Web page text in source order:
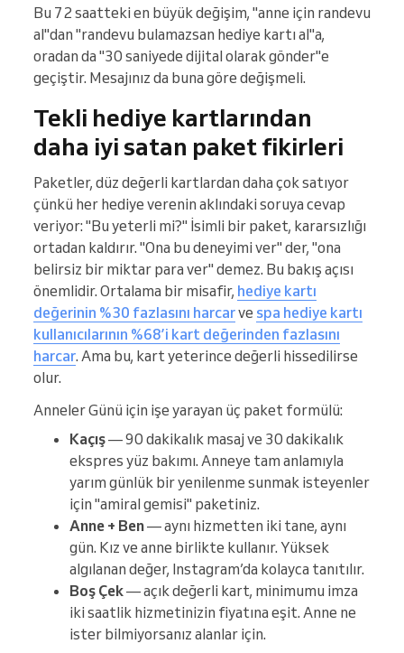
Bu 72 saatteki en büyük değişim, "anne için randevu
al"dan "randevu bulamazsan hediye kartı al"a,
oradan da "30 saniyede dijital olarak gönder"e
geçiştir. Mesajınız da buna göre değişmeli.
Tekli hediye kartlarından
daha iyi satan paket fikirleri
Paketler, düz değerli kartlardan daha çok satıyor
çünkü her hediye verenin aklındaki soruya cevap
veriyor: "Bu yeterli mi?" İsimli bir paket, kararsızlığı
ortadan kaldırır. "Ona bu deneyimi ver" der, "ona
belirsiz bir miktar para ver" demez. Bu bakış açısı
önemlidir. Ortalama bir misafir, hediye kartı
değerinin %30 fazlasını harcarve spa hediye kartı
kullanıcılarının %68’i kart değerinden fazlasını
harcar. Ama bu, kart yeterince değerli hissedilirse
olur.
Anneler Günü için işe yarayan üç paket formülü:
Kaçış— 90 dakikalık masaj ve 30 dakikalık
ekspres yüz bakımı. Anneye tam anlamıyla
yarım günlük bir yenilenme sunmak isteyenler
için "amiral gemisi" paketiniz.
Anne + Ben— aynı hizmetten iki tane, aynı
gün. Kız ve anne birlikte kullanır. Yüksek
algılanan değer, Instagram’da kolayca tanıtılır.
Boş Çek— açık değerli kart, minimumu imza
iki saatlik hizmetinizin fiyatına eşit. Anne ne
ister bilmiyorsanız alanlar için.